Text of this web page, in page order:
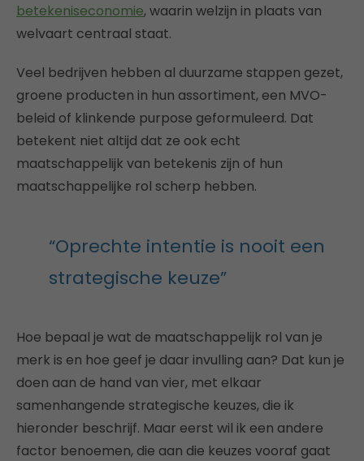
betekeniseconomie, waarin welzijn in plaats van
welvaart centraal staat.
Veel bedrijven hebben al duurzame stappen gezet,
groene producten in hun assortiment, een MVO-
beleid of klinkende purpose geformuleerd. Dat
betekent niet altijd dat ze ook echt
maatschappelijk van betekenis zijn of hun
maatschappelijke rol scherp hebben.
“Oprechte intentie is nooit een
strategische keuze”
Hoe bepaal je wat de maatschappelijk rol van je
merk is en hoe geef je daar invulling aan? Dat kun je
doen aan de hand van vier, met elkaar
samenhangende strategische keuzes, die ik
hieronder beschrijf. Maar eerst wil ik een andere
factor benoemen, die aan die keuzes vooraf gaat